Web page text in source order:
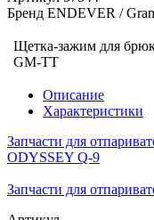
Бренд ENDEVER /
Щетка-зажим для
GM-TT
Описание
Характеристики
Запчасти для
ODYSSEY Q-9
Запчасти для